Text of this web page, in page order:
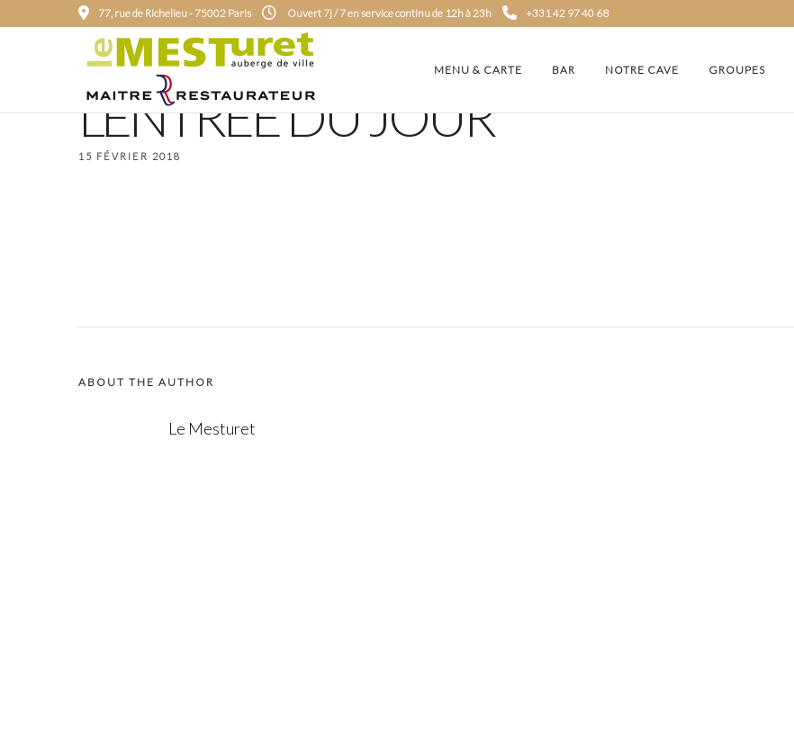
77, rue de Richelieu - 75002 Paris Ouvert 7j / 7 en service continu de 12h à 23h +331 42 97 40 68
MENU & CARTE BAR NOTRE CAVE GROUPES
L’ENTRÉE DU JOUR
15 FÉVRIER 2018
ABOUT THE AUTHOR
Le Mesturet